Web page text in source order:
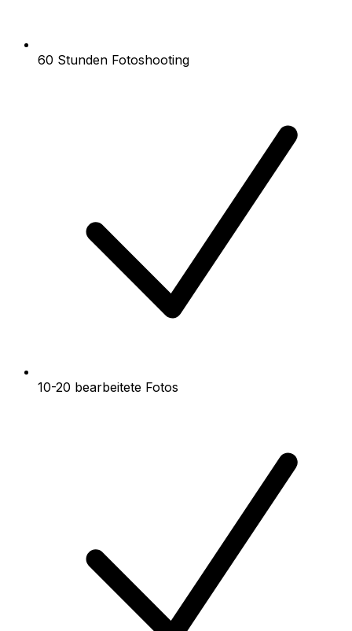
60 Stunden Fotoshooting
10-20 bearbeitete Fotos